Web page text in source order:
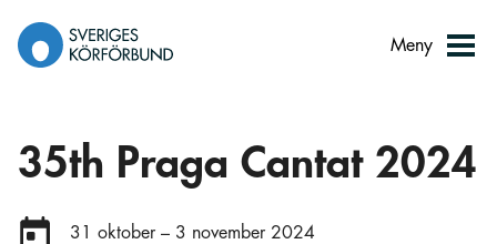
innehåll
Meny
35th Praga Cantat 2024
Datum:
31 oktober – 3 november 2024